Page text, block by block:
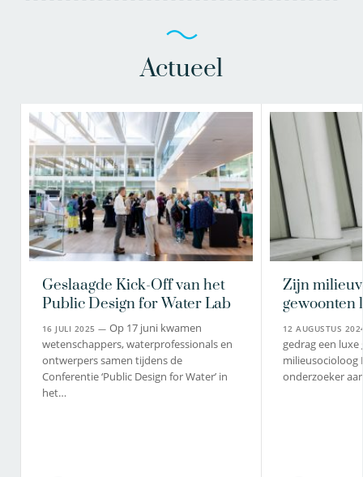
Actueel
Geslaagde Kick-Off van het
Public Design for Water Lab
16 JULI 2025 —Op 17 juni kwamen
wetenschappers, waterprofessionals en
ontwerpers samen tijdens de
Conferentie ‘Public Design for Water’ in
het…
Zijn
gewoonten
12 AUGUSTUS
gedrag een luxe
milieusocioloog
onderzoeker